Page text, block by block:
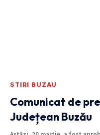
STIRI BUZAU
Comunicat de
Județean Buzău